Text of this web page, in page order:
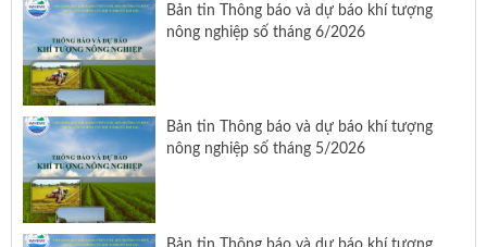
Bản tin Thông báo và dự báo khí tượng
nông nghiệp số tháng 6/2026
Bản tin Thông báo và dự báo khí tượng
nông nghiệp số tháng 5/2026